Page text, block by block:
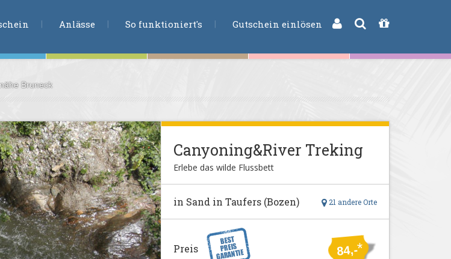
Anlässe So funktioniert's Gutschein einlösen
Bruneck
Canyoning&River Treking
Erlebe das wilde Flussbett
21 andere Orte
in Sand in Taufers (Bozen)
84,-*
Preis